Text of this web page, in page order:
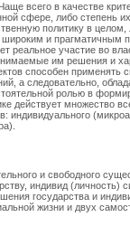
всего в качестве
сфере, либо степень
политику в целом,
широким и прагматичным
реальное участие во
им решения и
способен применять
а следовательно,
ролью в
действует множество
и свободного
индивид (личность)
государства и
жизни и двух